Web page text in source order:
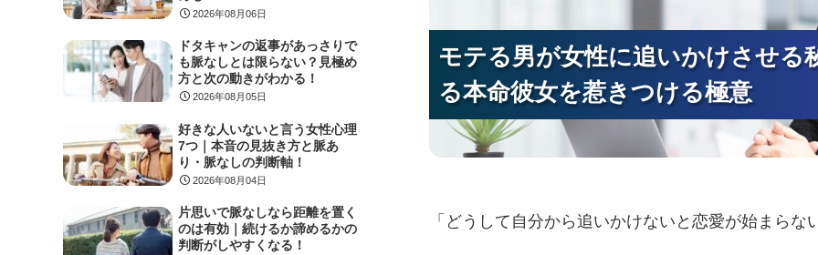
モテる男が女性に追いかけさせる
る本命彼女を惹きつける極意
モテる男が女性に追いかけさせる
る本命彼女を惹きつける極意
モテる男が女性に追いかけさせる
る本命彼女を惹きつける極意
「どうして自分から追いかけないと恋愛が始まら
2026年08月06日
ドタキャンの返事があっさりで
も脈なしとは限らない？見極め
方と次の動きがわかる！
2026年08月05日
好きな人いないと言う女性心理
7つ｜本音の見抜き方と脈あ
り・脈なしの判断軸！
2026年08月04日
片思いで脈なしなら距離を置く
のは有効｜続けるか諦めるかの
判断がしやすくなる！